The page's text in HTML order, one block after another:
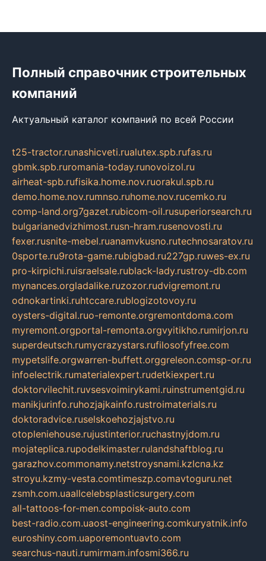
Полный справочник строительных
компаний
Актуальный каталог компаний по всей России
t25-tractor.runashicveti.rualutex.spb.rufas.ru
gbmk.spb.ruromania-today.runovoizol.ru
airheat-spb.rufisika.home.nov.ruorakul.spb.ru
demo.home.nov.rumnso.ruhome.nov.rucemko.ru
comp-land.org7gazet.rubicom-oil.rusuperiorsearch.ru
bulgarianedvizhimost.rusn-hram.rusenovosti.ru
fexer.rusnite-mebel.ruanamvkusno.rutechnosaratov.ru
0sporte.ru9rota-game.rubigbad.ru227gp.ruwes-ex.ru
pro-kirpichi.ruisraelsale.rublack-lady.rustroy-db.com
mynances.orgladalike.ruzozor.rudvigremont.ru
odnokartinki.ruhtccare.rublogizotovoy.ru
oysters-digital.ruo-remonte.orgremontdoma.com
myremont.orgportal-remonta.orgvyitikho.rumirjon.ru
superdeutsch.rumycrazystars.rufilosofyfree.com
mypetslife.orgwarren-buffett.orggreleon.comsp-or.ru
infoelectrik.rumaterialexpert.rudetkiexpert.ru
doktorvilechit.ruvsesvoimirykami.ruinstrumentgid.ru
manikjurinfo.ruhozjajkainfo.rustroimaterials.ru
doktoradvice.ruselskoehozjajstvo.ru
otopleniehouse.rujustinterior.ruchastnyjdom.ru
mojateplica.rupodelkimaster.rulandshaftblog.ru
garazhov.commonamy.netstroysnami.kzlcna.kz
stroyu.kzmy-vesta.comtimeszp.comavtoguru.net
zsmh.com.uaallcelebsplasticsurgery.com
all-tattoos-for-men.compoisk-auto.com
best-radio.com.uaost-engineering.comkuryatnik.info
euroshiny.com.uaporemontuavto.com
searchus-nauti.rumirmam.infosmi366.ru